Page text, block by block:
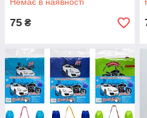
75 ₴